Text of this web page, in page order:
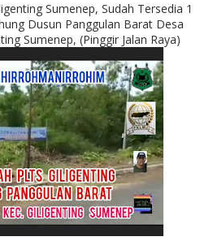
Sumenep, Sudah Tersedia 1
Dusun Panggulan Barat Desa
Sumenep, (Pinggir Jalan Raya)